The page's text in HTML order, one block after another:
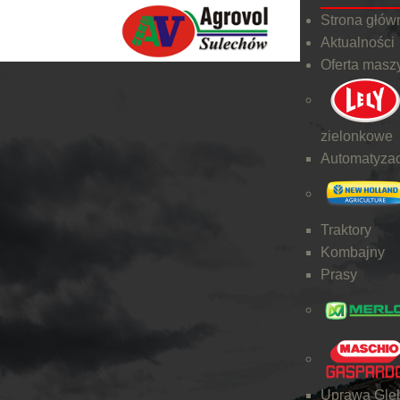
Strona
Aktualności
Oferta
zielonkowe
Traktory
Kombajny
Prasy
Uprawa